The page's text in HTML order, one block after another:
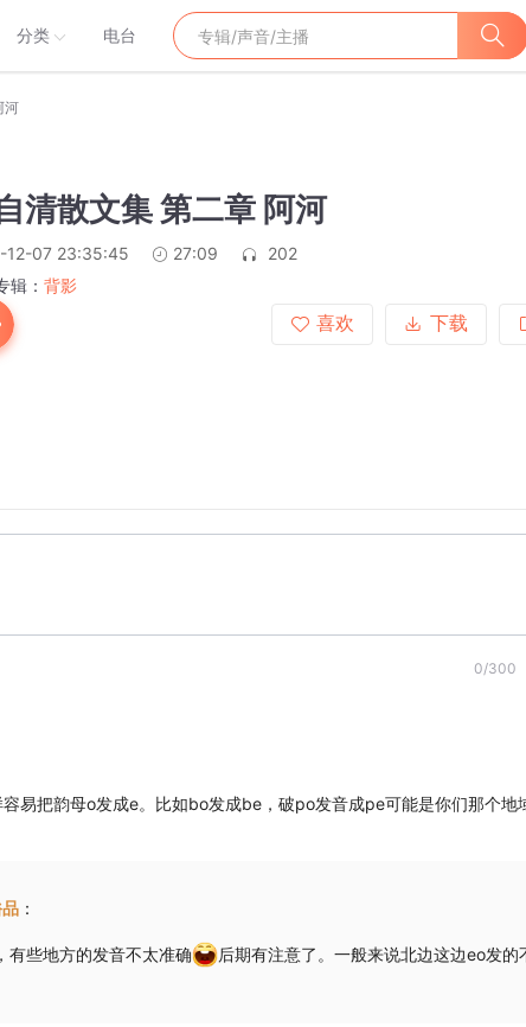
分类 电台
河
清散文集 第二章 阿河
12-07 23:35:45 27:09
202
辑： 背影
喜欢
下载
0/300
易把韵母o发成e。比如bo发成be，破po发音成pe可能是你们那个地
：
有些地方的发音不太准确 后期有注意了。一般来说北边这边eo发的